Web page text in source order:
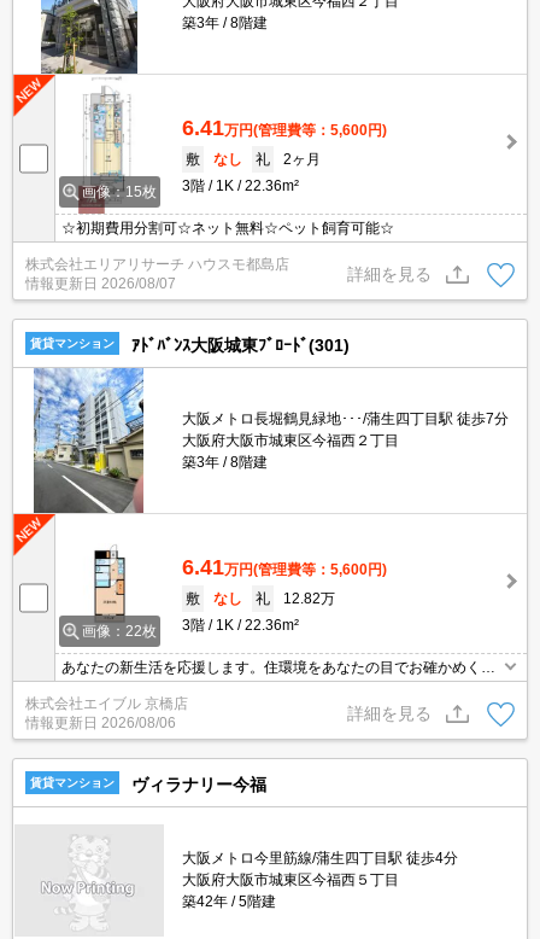
築3年
8階建
画像：15枚
6.41万円(管理費等：5,600円)
敷
なし 礼
2ヶ月
3階
1K 22.36m²
☆初期費用分割可☆ネット無料☆ペット飼育可能☆
株式会社エリアリサーチ ハウスモ都島店
情報更新日 2026/08/07
詳細を見る
賃貸マンション ｱﾄﾞﾊﾞﾝｽ大阪城東ﾌﾞﾛｰﾄﾞ(301)
大阪メトロ長堀鶴見緑地･･･/蒲生四丁目駅 徒歩7分
大阪府大阪市城東区今福西２丁目
築3年
8階建
画像：22枚
6.41万円(管理費等：5,600円)
敷
なし 礼
12.82万
3階
1K 22.36m²
あなたの新生活を応援します。住環境をあなたの目でお確かめくだ
さい。室内ペットと一緒に暮らしたいあなたへ。オートロックつき
マンション。浴室乾燥機付。宅配ボックスあり。シューズボックス
付き。
株式会社エイブル 京橋店
情報更新日 2026/08/06
詳細を見る
賃貸マンション ヴィラナリー今福
大阪メトロ今里筋線/蒲生四丁目駅 徒歩4分
大阪府大阪市城東区今福西５丁目
築42年
5階建